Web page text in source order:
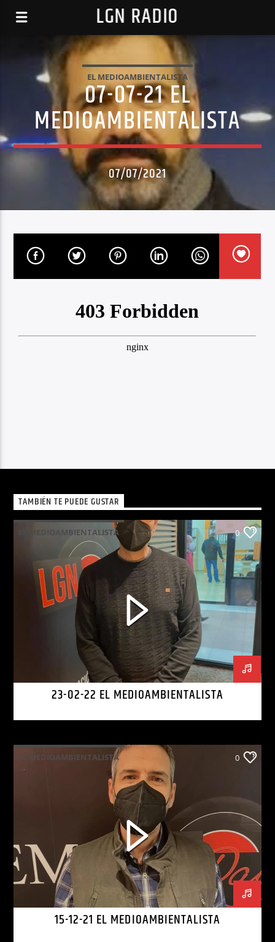
LGN RADIO
EL MEDIOAMBIENTALISTA
07-07-21 EL
MEDIOAMBIENTALISTA
07/07/2021
TAMBIÉN TE PUEDE GUSTAR
EL MEDIOAMBIENTALISTA 0
23-02-22 EL MEDIOAMBIENTALISTA
EL MEDIOAMBIENTALISTA 0
15-12-21 EL MEDIOAMBIENTALISTA